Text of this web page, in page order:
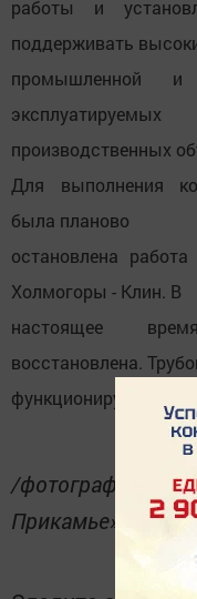
работы и
поддерживать
промышленной и
эксплуатируемых
производственных
Для выполнения
была планово
остановлена
Холмогоры - Клин. В
настоящее
восстановлена.
функционируют в
/фотография
Прикамье»